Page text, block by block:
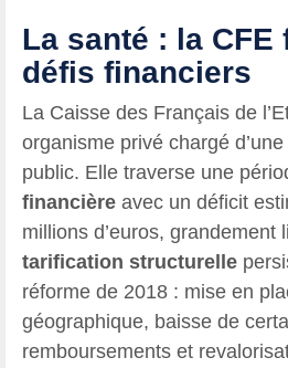
La santé : la CFE
défis financiers
La Caisse des Français de
organisme privé chargé
public. Elle traverse une
financière avec un déficit
millions d’euros, grandement
tarification structurelle
réforme de 2018 : mise en
géographique, baisse de
remboursements et